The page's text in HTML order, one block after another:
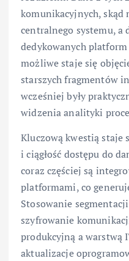
komunikacyjnych, skąd
centralnego systemu, a
dedykowanych
możliwe staje się
starszych fragmentów
wcześniej były
widzenia analityki
Kluczową kwestią staje
i ciągłość dostępu do
coraz częściej są
platformami, co
Stosowanie
szyfrowanie
produkcyjną a warstwą
aktualizacje